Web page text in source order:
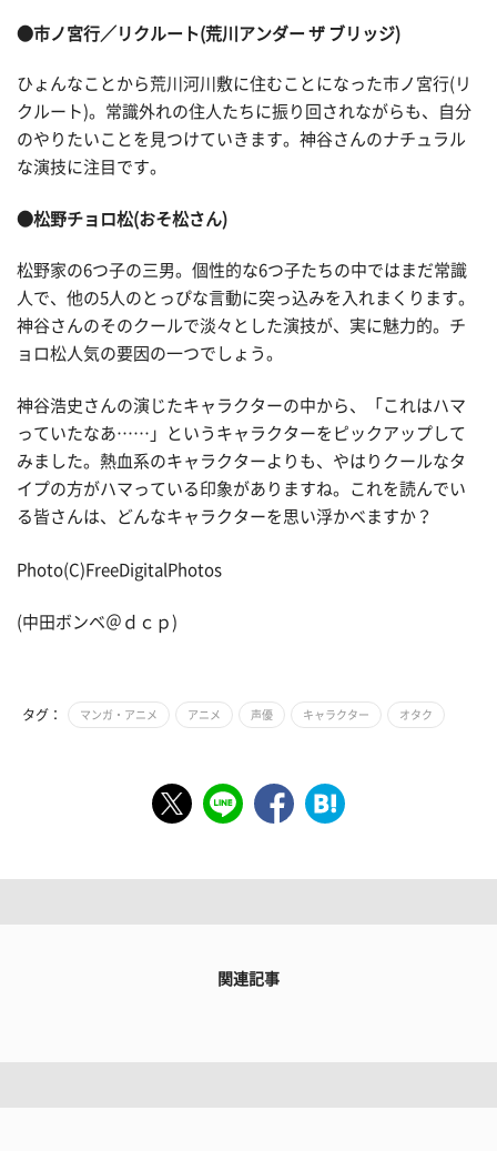
●市ノ宮行／リクルート(荒川アンダー ザ ブリッジ)
ひょんなことから荒川河川敷に住むことになった市ノ宮行(リ
クルート)。常識外れの住人たちに振り回されながらも、自分
のやりたいことを見つけていきます。神谷さんのナチュラル
な演技に注目です。
●松野チョロ松(おそ松さん)
松野家の6つ子の三男。個性的な6つ子たちの中ではまだ常識
人で、他の5人のとっぴな言動に突っ込みを入れまくります。
神谷さんのそのクールで淡々とした演技が、実に魅力的。チ
ョロ松人気の要因の一つでしょう。
神谷浩史さんの演じたキャラクターの中から、「これはハマ
っていたなあ……」というキャラクターをピックアップして
みました。熱血系のキャラクターよりも、やはりクールなタ
イプの方がハマっている印象がありますね。これを読んでい
る皆さんは、どんなキャラクターを思い浮かべますか？
Photo(C)FreeDigitalPhotos
(中田ボンベ＠ｄｃｐ)
タグ： マンガ・アニメ アニメ 声優 キャラクター オタク
関連記事